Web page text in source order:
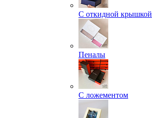
С откидной крышкой
Пеналы
С ложементом